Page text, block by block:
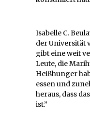
Isabelle C.
der Universität
gibt eine weit
Leute, die
Heißhunger
essen und
heraus, dass
ist.”